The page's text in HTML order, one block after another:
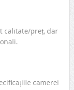
calitate/preț, dar
camerei